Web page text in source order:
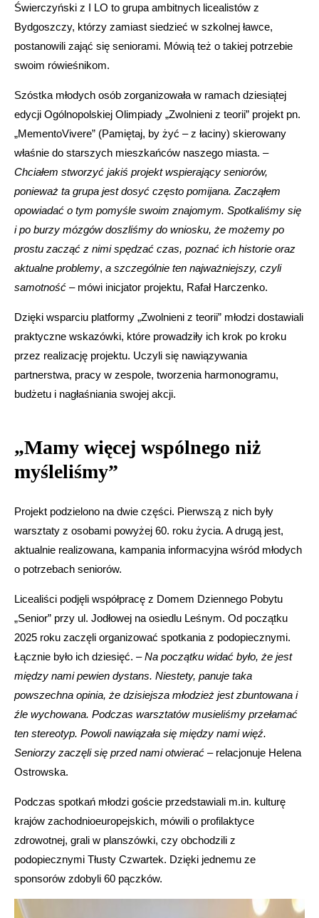
Świerczyński z I LO to grupa ambitnych licealistów z
Bydgoszczy, którzy zamiast siedzieć w szkolnej ławce,
postanowili zająć się seniorami. Mówią też o takiej potrzebie
swoim rówieśnikom.
Szóstka młodych osób zorganizowała w ramach dziesiątej
edycji Ogólnopolskiej Olimpiady „Zwolnieni z teorii” projekt pn.
„MementoVivere” (Pamiętaj, by żyć – z łaciny) skierowany
właśnie do starszych mieszkańców naszego miasta. –
Chciałem stworzyć jakiś projekt wspierający seniorów,
ponieważ ta grupa jest dosyć często pomijana. Zacząłem
opowiadać o tym pomyśle swoim znajomym. Spotkaliśmy się
i po burzy mózgów doszliśmy do wniosku, że możemy po
prostu zacząć z nimi spędzać czas, poznać ich historie oraz
aktualne problemy, a szczególnie ten najważniejszy, czyli
samotność – mówi inicjator projektu, Rafał Harczenko.
Dzięki wsparciu platformy „Zwolnieni z teorii” młodzi dostawiali
praktyczne wskazówki, które prowadziły ich krok po kroku
przez realizację projektu. Uczyli się nawiązywania
partnerstwa, pracy w zespole, tworzenia harmonogramu,
budżetu i nagłaśniania swojej akcji.
„Mamy więcej wspólnego niż
myśleliśmy”
Projekt podzielono na dwie części. Pierwszą z nich były
warsztaty z osobami powyżej 60. roku życia. A drugą jest,
aktualnie realizowana, kampania informacyjna wśród młodych
o potrzebach seniorów.
Licealiści podjęli współpracę z Domem Dziennego Pobytu
„Senior” przy ul. Jodłowej na osiedlu Leśnym. Od początku
2025 roku zaczęli organizować spotkania z podopiecznymi.
Łącznie było ich dziesięć. –Na początku widać było, że jest
między nami pewien dystans. Niestety, panuje taka
powszechna opinia, że dzisiejsza młodzież jest zbuntowana i
źle wychowana. Podczas warsztatów musieliśmy przełamać
ten stereotyp. Powoli nawiązała się między nami więź.
Seniorzy zaczęli się przed nami otwierać – relacjonuje Helena
Ostrowska.
Podczas spotkań młodzi goście przedstawiali m.in. kulturę
krajów zachodnioeuropejskich, mówili o profilaktyce
zdrowotnej, grali w planszówki, czy obchodzili z
podopiecznymi Tłusty Czwartek. Dzięki jednemu ze
sponsorów zdobyli 60 pączków.